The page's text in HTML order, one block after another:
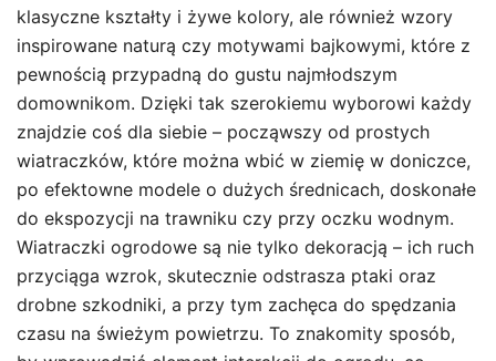
klasyczne kształty i żywe kolory, ale również wzory
inspirowane naturą czy motywami bajkowymi, które z
pewnością przypadną do gustu najmłodszym
domownikom. Dzięki tak szerokiemu wyborowi każdy
znajdzie coś dla siebie – począwszy od prostych
wiatraczków, które można wbić w ziemię w doniczce,
po efektowne modele o dużych średnicach, doskonałe
do ekspozycji na trawniku czy przy oczku wodnym.
Wiatraczki ogrodowe są nie tylko dekoracją – ich ruch
przyciąga wzrok, skutecznie odstrasza ptaki oraz
drobne szkodniki, a przy tym zachęca do spędzania
czasu na świeżym powietrzu. To znakomity sposób,